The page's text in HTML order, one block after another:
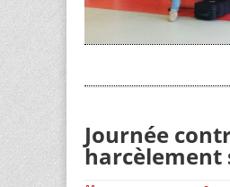
Journée
harcèlement